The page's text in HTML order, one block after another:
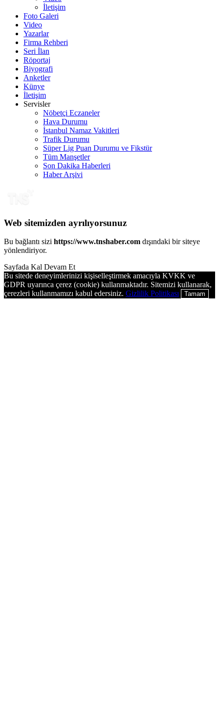
İletişim
Foto Galeri
Video
Yazarlar
Firma Rehberi
Seri İlan
Röportaj
Biyografi
Anketler
Künye
İletişim
Servisler
Nöbetçi Eczaneler
Hava Durumu
İstanbul Namaz Vakitleri
Trafik Durumu
Süper Lig Puan Durumu ve Fikstür
Tüm Manşetler
Son Dakika Haberleri
Haber Arşivi
Web sitemizden ayrılıyorsunuz
Bu bağlantı sizi https://www.tnshaber.com dışındaki bir siteye
yönlendiriyor.
Sayfada Kal Devam Et
Bu sitede deneyimlerinizi kişiselleştirmek amacıyla KVKK ve
GDPR uyarınca çerez (cookie) kullanmaktadır. Sitemizi kullanarak,
çerezleri kullanmamızı kabul edersiniz. Gizlilik Politikası Tamam